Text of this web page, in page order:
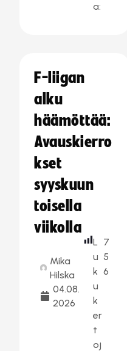
a:
F-liigan
alku
häämöttää:
Avauskierro
kset
syyskuun
toisella
viikolla
Mika
Hilska
04.08.
2026
L
u
k
u
k
er
t
oj
7
5
6